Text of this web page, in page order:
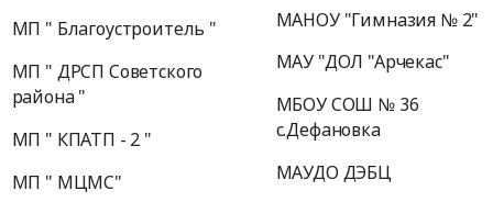
МП " Благоустроитель "
МП " ДРСП Советского
района "
МП " КПАТП - 2 "
МП " МЦМС"
МАНОУ "Гимназия № 2"
МАУ "ДОЛ "Арчекас"
МБОУ СОШ № 36
с.Дефановка
МАУДО ДЭБЦ